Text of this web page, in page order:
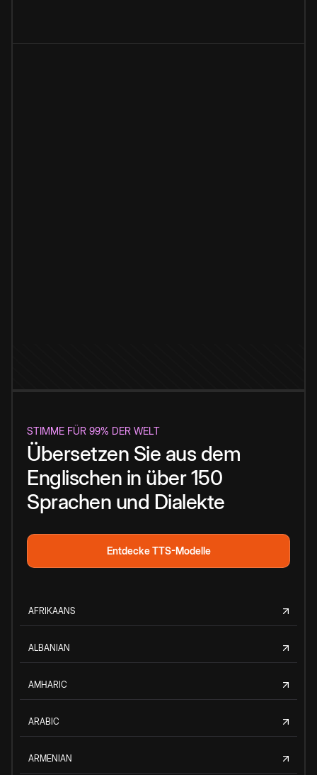
STIMME FÜR 99% DER WELT
Übersetzen Sie aus dem
Englischen in über 150
Sprachen und Dialekte
Entdecke TTS-Modelle
AFRIKAANS
ALBANIAN
AMHARIC
ARABIC
ARMENIAN